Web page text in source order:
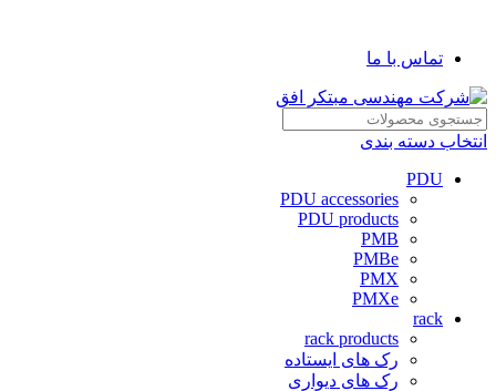
تماس با ما
انتخاب دسته بندی
PDU
PDU accessories
PDU products
PMB
PMBe
PMX
PMXe
rack
rack products
رک های ایستاده
رک های دیواری